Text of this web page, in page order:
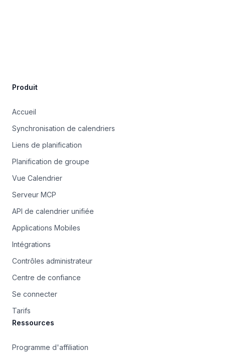
Produit
Accueil
Synchronisation de calendriers
Liens de planification
Planification de groupe
Vue Calendrier
Serveur MCP
API de calendrier unifiée
Applications Mobiles
Intégrations
Contrôles administrateur
Centre de confiance
Se connecter
Tarifs
Ressources
Programme d'affiliation